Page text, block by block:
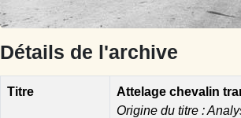
Détails de l'archive
Titre
Attelage chevalin
Origine du titre :